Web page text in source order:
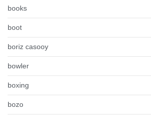
books
boot
boriz casooy
bowler
boxing
bozo